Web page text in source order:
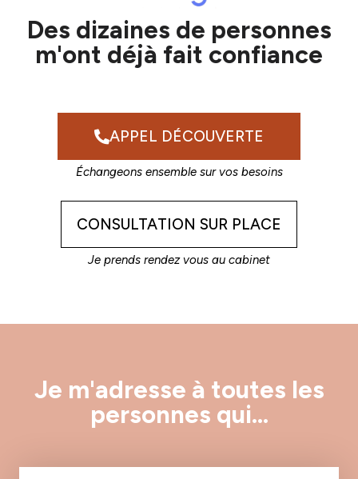
Des dizaines de personnes
m'ont déjà fait confiance
APPEL DÉCOUVERTE
Échangeons ensemble sur vos besoins
CONSULTATION SUR PLACE
Je prends rendez vous au cabinet
Je m'adresse à toutes les
personnes qui...